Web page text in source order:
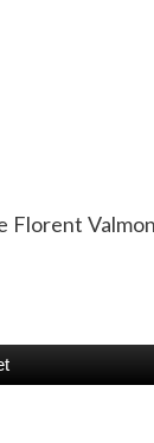
Florent